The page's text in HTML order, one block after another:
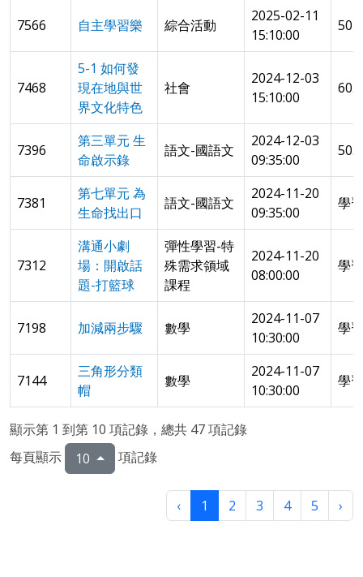
7566 自主學習樂 綜合活動
2025-02-11
15:10:00
502
7468
5-1 如何發
現在地與世
界文化特色
社會
2024-12-03
15:10:00
605
7396
第三單元 生
命啟示錄
語文-國語文
2024-12-03
09:35:00
503
7381
第七單元 為
生命找出口
語文-國語文
2024-11-20
09:35:00
學
7312
溝通小劇
場：開啟話
題-打籃球
彈性學習-特
殊需求領域
課程
2024-11-20
08:00:00
學
7198 加減兩步驟 數學
2024-11-07
10:30:00
學
7144
三角形分類
帽
數學
2024-11-07
10:30:00
學
顯示第 1 到第 10 項記錄，總共 47 項記錄
每頁顯示
10 項記錄
‹ 1 2 3 4 5 ›